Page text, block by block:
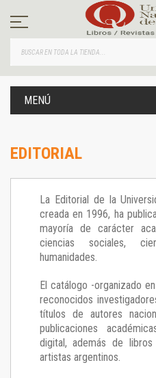
contenido
MENÚ
EDITORIAL
La Editorial de la
creada en 1996, ha
mayoría de carácter
ciencias sociales,
humanidades.
El catálogo -organizado
reconocidos
títulos de autores
publicaciones
digital, además de
artistas argentinos.